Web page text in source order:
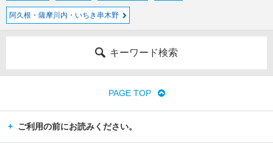
阿久根・薩摩川内・いちき串木野
キーワード検索
PAGE TOP
ご利用の前にお読みください。